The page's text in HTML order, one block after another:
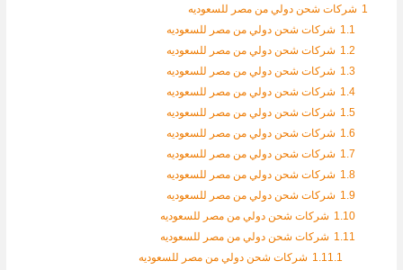
1 شركات شحن دولي من مصر للسعوديه
1.1 شركات شحن دولي من مصر للسعوديه
1.2 شركات شحن دولي من مصر للسعوديه
1.3 شركات شحن دولي من مصر للسعوديه
1.4 شركات شحن دولي من مصر للسعوديه
1.5 شركات شحن دولي من مصر للسعوديه
1.6 شركات شحن دولي من مصر للسعوديه
1.7 شركات شحن دولي من مصر للسعوديه
1.8 شركات شحن دولي من مصر للسعوديه
1.9 شركات شحن دولي من مصر للسعوديه
1.10 شركات شحن دولي من مصر للسعوديه
1.11 شركات شحن دولي من مصر للسعوديه
1.11.1 شركات شحن دولي من مصر للسعوديه